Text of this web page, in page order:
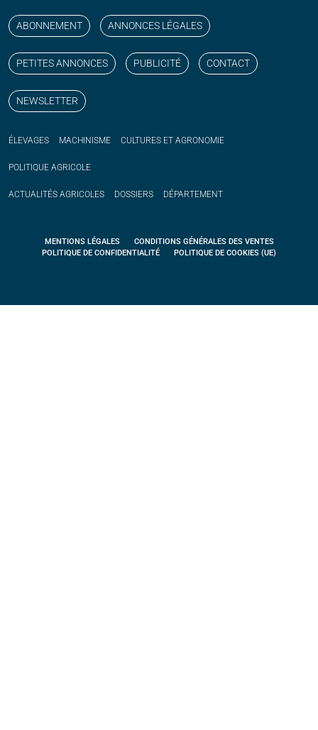
ABONNEMENT ANNONCES LÉGALES
PETITES ANNONCES PUBLICITÉ CONTACT
NEWSLETTER
ÉLEVAGES MACHINISME CULTURES ET AGRONOMIE
POLITIQUE AGRICOLE
ACTUALITÉS AGRICOLES DOSSIERS DÉPARTEMENT
MENTIONS LÉGALES
CONDITIONS GÉNÉRALES DES VENTES
POLITIQUE DE CONFIDENTIALITÉ
POLITIQUE DE COOKIES (UE)